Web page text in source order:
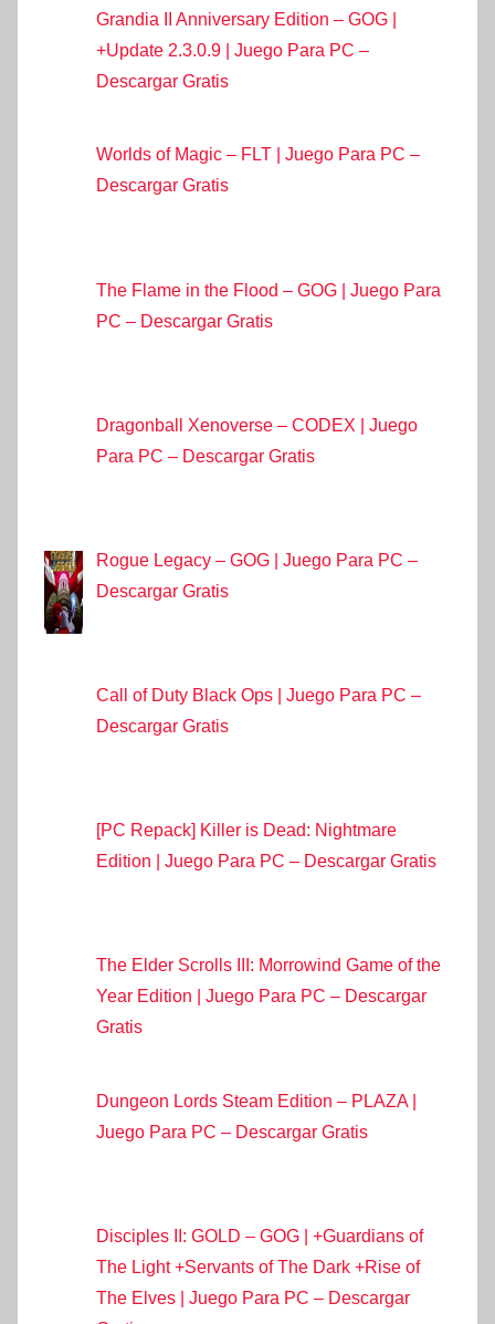
Grandia II Anniversary Edition – GOG |
+Update 2.3.0.9 | Juego Para PC –
Descargar Gratis
Worlds of Magic – FLT | Juego Para PC –
Descargar Gratis
The Flame in the Flood – GOG | Juego Para
PC – Descargar Gratis
Dragonball Xenoverse – CODEX | Juego
Para PC – Descargar Gratis
Rogue Legacy – GOG | Juego Para PC –
Descargar Gratis
Call of Duty Black Ops | Juego Para PC –
Descargar Gratis
[PC Repack] Killer is Dead: Nightmare
Edition | Juego Para PC – Descargar Gratis
The Elder Scrolls III: Morrowind Game of the
Year Edition | Juego Para PC – Descargar
Gratis
Dungeon Lords Steam Edition – PLAZA |
Juego Para PC – Descargar Gratis
Disciples II: GOLD – GOG | +Guardians of
The Light +Servants of The Dark +Rise of
The Elves | Juego Para PC – Descargar